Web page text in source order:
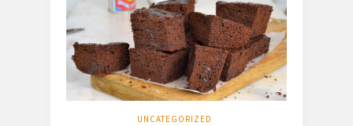
UNCATEGORIZED